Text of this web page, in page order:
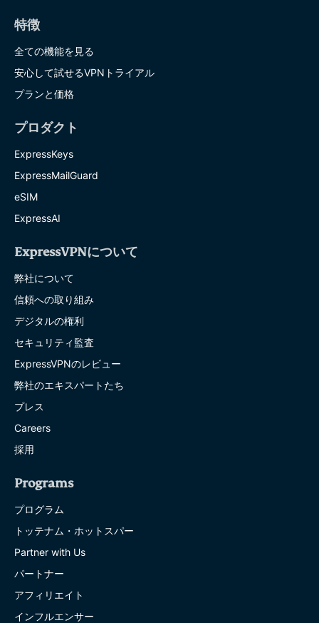
特徴
全ての機能を見る
安心して試せるVPNトライアル
プランと価格
プロダクト
ExpressKeys
ExpressMailGuard
eSIM
ExpressAI
ExpressVPNについて
弊社について
信頼への取り組み
デジタルの権利
セキュリティ監査
ExpressVPNのレビュー
弊社のエキスパートたち
プレス
Careers
採用
Programs
プログラム
トッテナム・ホットスパー
Partner with Us
パートナー
アフィリエイト
インフルエンサー